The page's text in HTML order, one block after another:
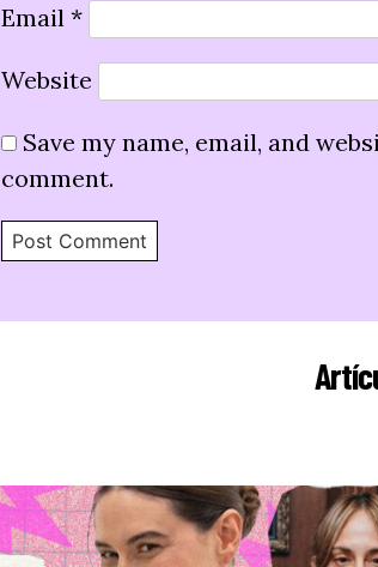
Email *
Website
Save my name, email, and
comment.